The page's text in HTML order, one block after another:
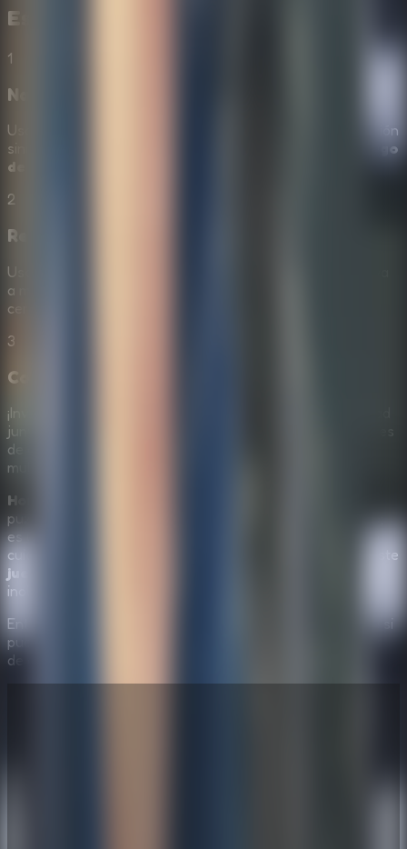
Escape
1
Navega y Explora
Usa controles sencillos de clic para explorar cada habitación
siniestra. Busca objetos ocultos para avanzar en este
juego
de escape online gratis
2
Resuelve Puzles con Lógica
Usa tu razonamiento para progresar. Cada habitación lleva
a misterios más desafiantes que pondrán a prueba tu
cerebro.
3
Colabora con Amigos
¡Invita a tus amigos a ayudar! Comparte tu pantalla o jugad
juntos en un dispositivo para combinar vuestras habilidades
de observación en este
multijugador.
Horror Playtime Room Escape
puzles, terror y misterio. Ofrece mucho más que un susto;
es una aventura de suspenso que premia el pensamiento
cuidadoso. Si te gusta descifrar pistas y probar tu valor, este
juego de escape online gratis
inolvidable.
Entra en la sala de juegos, templa tus nervios y descubre si
puedes resolver cada puzle y escapar de la trampa antes
de que sea demasiado tarde. ¡Juega gratis ahora!